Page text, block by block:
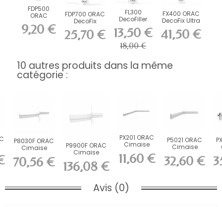
FDP500
ORAC
DecoFix Pro
310 ml
9,20 €
FDP700 ORAC
DecoFix
Power 290 ml
25,70 €
FL300
DecoFiller
13,50 €
18,00 €
FX400 ORAC
DecoFix Ultra
270 ml
41,50 €
10 autres produits dans la même
catégorie :
P8030F ORAC
Cimaise
flexible
Durofoam
L200...
70,56 €
P9900F ORAC
Cimaise
flexible
Durofoam
L200...
136,08 €
PX201 ORAC
Cimaise
Duropolymer
L200 x H0,9...
11,60 €
P5021 ORAC
Cimaise
Durofoam
L200 x H3,1 x...
32,60 €
Avis (0)